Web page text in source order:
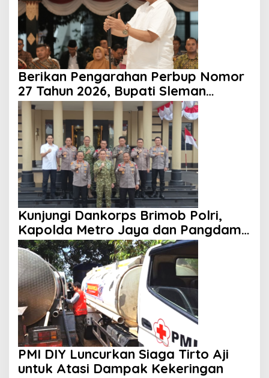
Berikan Pengarahan Perbup Nomor
27 Tahun 2026, Bupati Sleman
Tekankan Profesionalisme dan
Pelayanan Masyarakat
Kunjungi Dankorps Brimob Polri,
Kapolda Metro Jaya dan Pangdam
Jaya Perkuat Soliditas TNI-Polri
PMI DIY Luncurkan Siaga Tirto Aji
untuk Atasi Dampak Kekeringan